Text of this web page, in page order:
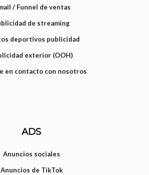
/ Funnel de ventas
de streaming
deportivos publicidad
exterior (OOH)
en contacto con nosotros
ADS
Anuncios sociales
Anuncios de TikTok